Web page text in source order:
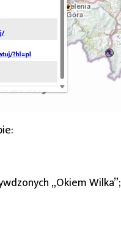
„Okiem Wilka”;